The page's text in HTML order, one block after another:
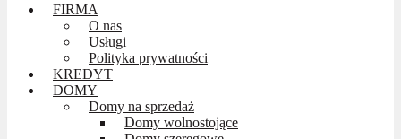
FIRMA
O nas
Usługi
Polityka prywatności
KREDYT
DOMY
Domy na sprzedaż
Domy wolnostojące